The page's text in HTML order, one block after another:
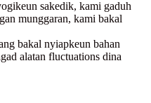
sakedik, kami gaduh
munggaran, kami bakal
bakal nyiapkeun bahan
alatan fluctuations dina